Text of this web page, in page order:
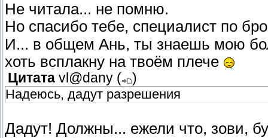
Не читала... не помню.
Но спасибо тебе, специалист по
И... в общем Ань, ты знаешь мою
хоть всплакну на твоём плече
Цитата vl@dany (
)
Надеюсь, дадут разрешения
Дадут! Должны... ежели что, зови,